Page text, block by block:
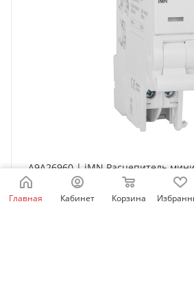
A9A26960 | iMN Расцепитель
напряжения 220...240В AC,
Нет в наличии
Главная Кабинет Корзина